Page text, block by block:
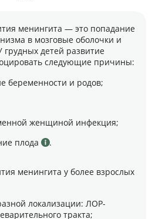
менингита — это попадание
в мозговые оболочки и
грудных детей развитие
следующие причины:
беременности и родов;
женщиной инфекция;
плода
.
менингита у более взрослых
локализации: ЛОР-
тракта;